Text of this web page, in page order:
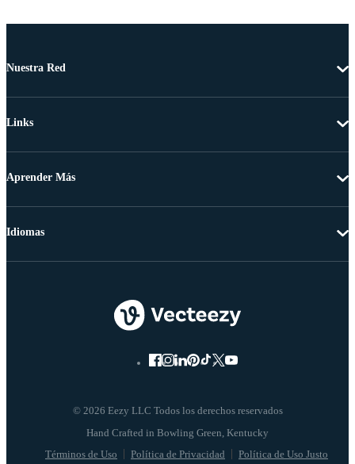
Nuestra Red
Links
Aprender Más
© 2026 Eezy LLC Todos los derechos reservados
Términos de Uso Política de Privacidad Política de Uso Justo
Idiomas